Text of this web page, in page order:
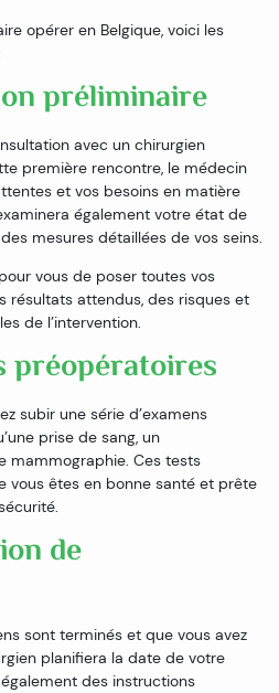
opérer en Belgique, voici les
préliminaire
avec un chirurgien
première rencontre, le médecin
et vos besoins en matière
également votre état de
mesures détaillées de vos seins.
vous de poser toutes vos
résultats attendus, des risques et
de l’intervention.
préopératoires
subir une série d’examens
prise de sang, un
mammographie. Ces tests
vous êtes en bonne santé et prête
de
sont terminés et que vous avez
planifiera la date de votre
des instructions